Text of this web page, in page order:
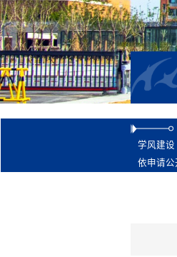
学风建设
依申请公